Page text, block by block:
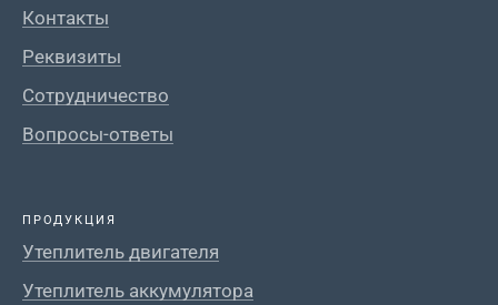
Контакты
Реквизиты
Сотрудничество
Вопросы-ответы
ПРОДУКЦИЯ
Утеплитель двигателя
Утеплитель аккумулятора